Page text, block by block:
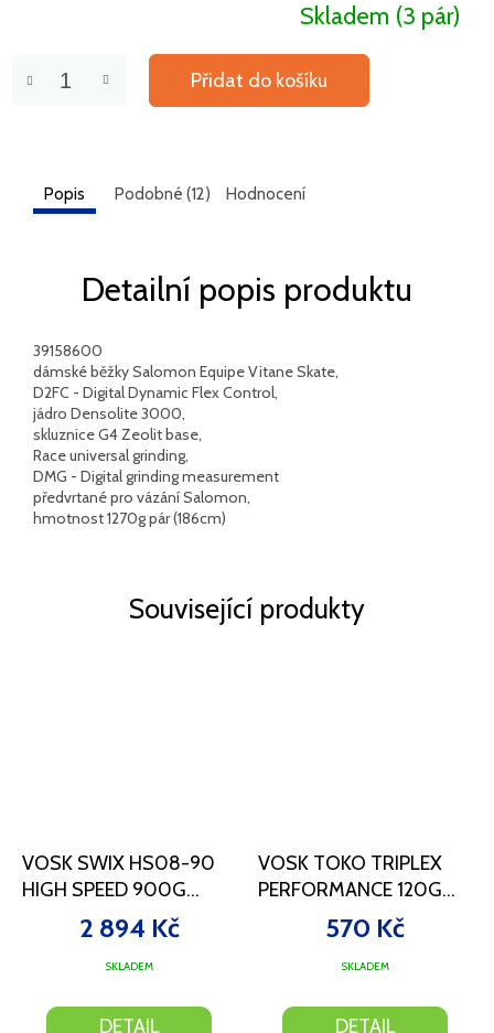
Skladem (3 pár)
Přidat do košíku
Související produkty
VOSK SWIX HS08-90
HIGH SPEED 900G
-4/+4°C
SKLADEM
2 894 Kč
DETAIL
VOSK TOKO TRIPLEX
PERFORMANCE 120G
RED -4/-12°C
SKLADEM
570 Kč
DETAIL
Popis Podobné (12) Hodnocení
Detailní popis produktu
39158600
dámské běžky Salomon Equipe Vitane Skate,
D2FC - Digital Dynamic Flex Control,
jádro Densolite 3000,
skluznice G4 Zeolit base,
Race universal grinding,
DMG - Digital grinding measurement
předvrtané pro vázání Salomon,
hmotnost 1270g pár (186cm)